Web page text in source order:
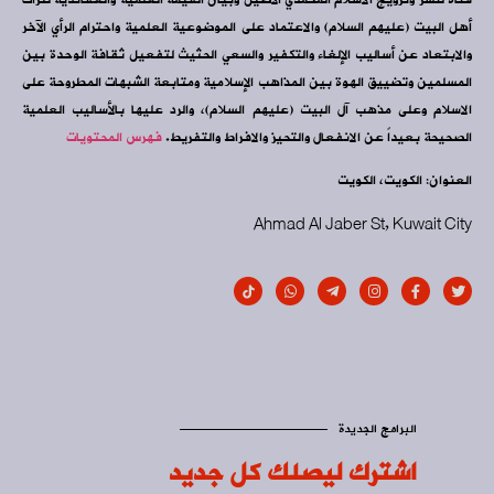
أهل البيت (عليهم السلام) والاعتماد على الموضوعية العلمية واحترام الرأي الآخر
والابتعاد عن أساليب الإلغاء والتكفير والسعي الحثيث لتفعيل ثقافة الوحدة بين
المسلمين وتضييق الهوة بين المذاهب الإسلامية ومتابعة الشبهات المطروحة على
الاسلام وعلى مذهب آل البيت (عليهم السلام)، والرد عليها بالأساليب العلمية
الصحيحة بعيداً عن الانفعال والتحيز والافراط والتفريط.فهرس المحتويات
العنوان: الكويت، الكويت
Ahmad Al Jaber St, Kuwait City
البرامج الجديدة
اشترك ليصلك كل جديد